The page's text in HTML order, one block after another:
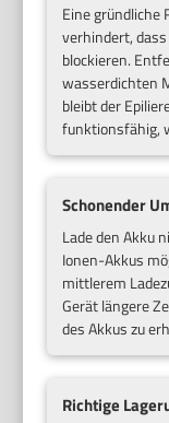
Eine gründliche
verhindert,
blockieren.
wasserdichten
bleibt der
funktionsfähig,
Schonender
Lade den Akku
Ionen-Akkus
mittlerem
Gerät längere
des Akkus zu
Richtige